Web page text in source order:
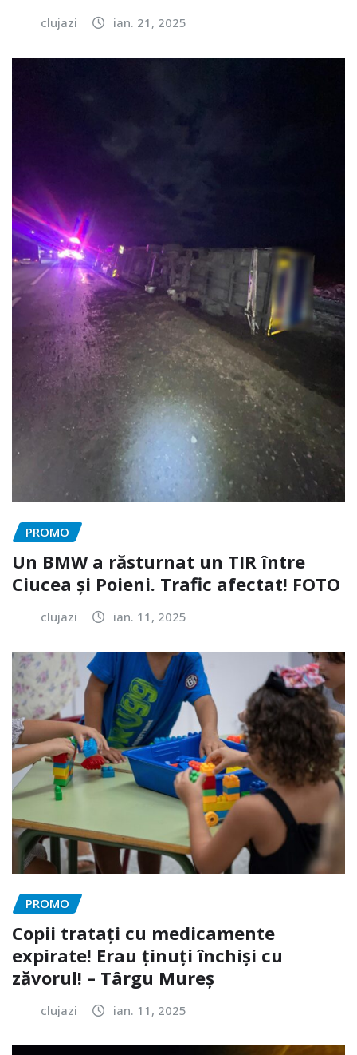
clujazi ian. 21, 2025
PROMO
Un BMW a răsturnat un TIR între
Ciucea și Poieni. Trafic afectat! FOTO
clujazi ian. 11, 2025
PROMO
Copii tratați cu medicamente
expirate! Erau ținuți închiși cu
zăvorul! – Târgu Mureș
clujazi ian. 11, 2025